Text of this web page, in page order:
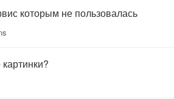
которым не пользовалась